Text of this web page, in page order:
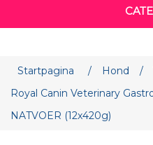
Startpagina / Hond /
Royal Canin Veterinary
NATVOER (12x420g)